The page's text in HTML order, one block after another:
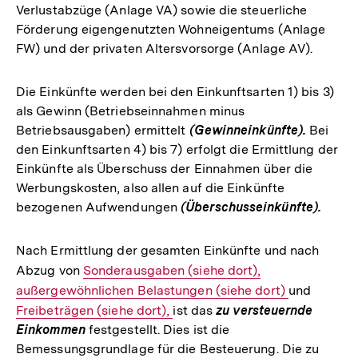
Verlustabzüge (Anlage VA) sowie die steuerliche
Förderung eigengenutzten Wohneigentums (Anlage
FW) und der privaten Altersvorsorge (Anlage AV).
Die Einkünfte werden bei den Einkunftsarten 1) bis 3)
als Gewinn (Betriebseinnahmen minus
Betriebsausgaben) ermittelt (Gewinneinkünfte). Bei
den Einkunftsarten 4) bis 7) erfolgt die Ermittlung der
Einkünfte als Überschuss der Einnahmen über die
Werbungskosten, also allen auf die Einkünfte
bezogenen Aufwendungen(Überschusseinkünfte).
Nach Ermittlung der gesamten Einkünfte und nach
Abzug von Interner
Link:
Sonderausgaben (siehe dort),
Link:
außergewöhnlichen Belastungen (siehe dort) und
Link:
Freibeträgen (siehe dort), ist daszu versteuernde
Einkommenfestgestellt. Dies ist die
Bemessungsgrundlage für die Besteuerung. Die zu